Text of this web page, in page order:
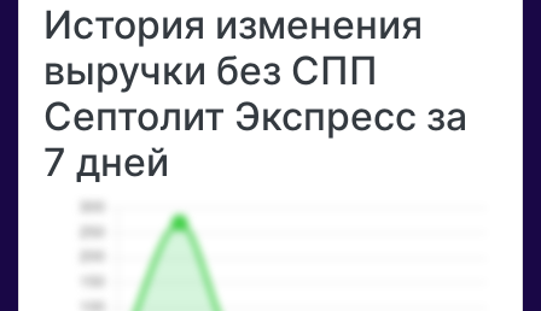
История изменения
выручки без СПП
Септолит Экспресс за
7 дней